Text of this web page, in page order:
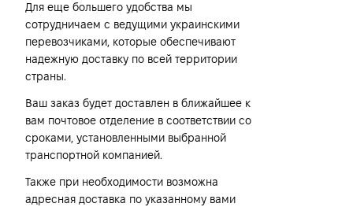
Для еще большего удобства мы
сотрудничаем с ведущими украинскими
перевозчиками, которые обеспечивают
надежную доставку по всей территории
страны.
Ваш заказ будет доставлен в ближайшее к
вам почтовое отделение в соответствии со
сроками, установленными выбранной
транспортной компанией.
Также при необходимости возможна
адресная доставка по указанному вами